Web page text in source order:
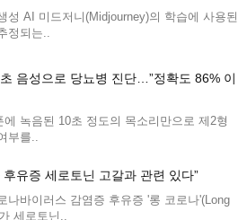
성 AI 미드저니(Midjourney)의 학습에 사용된
정되는..
음성으로 당뇨병 진단…”정확도 86% 이
에 녹음된 10초 정도의 목소리만으로 제2형
부를..
후유증 세로토닌 고갈과 관련 있다”
나바이러스 감염증 후유증 '롱 코로나'(Long
세로토닌..